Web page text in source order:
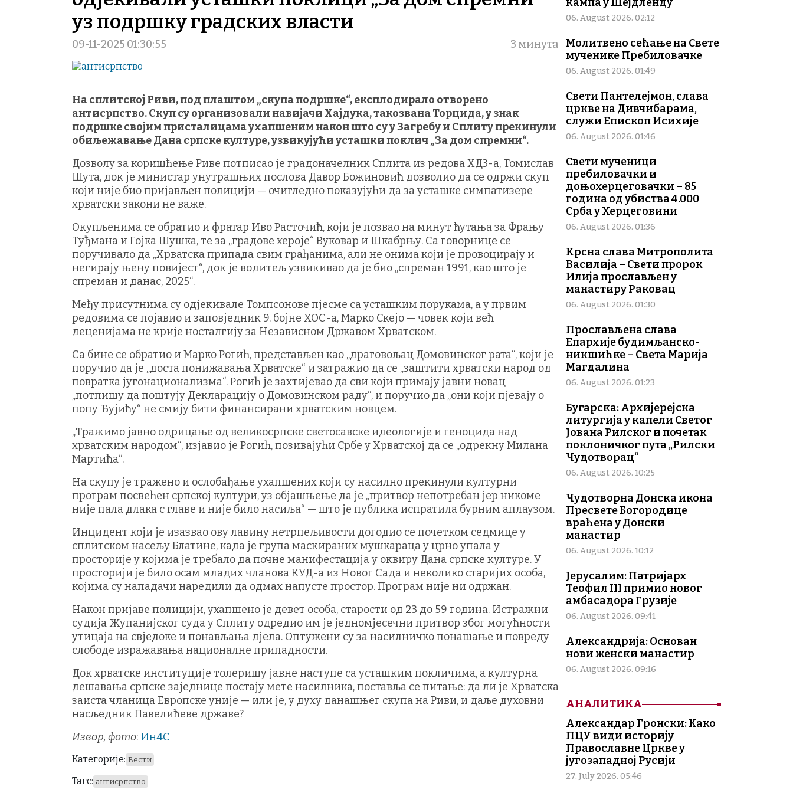
уз подршку градских власти
09-11-2025 01:30:55 3 минута
На сплитској Риви, под плаштом „скупа подршке“, експлодирало отворено
антисрпство. Скуп су организовали навијачи Хајдука, такозвана Торцида, у знак
подршке својим присталицама ухапшеним након што су у Загребу и Сплиту прекинули
обиљежавање Дана српске културе, узвикујући усташки поклич „За дом спремни“.
Дозволу за коришћење Риве потписао је градоначелник Сплита из редова ХДЗ-а, Томислав
Шута, док је министар унутрашњих послова Давор Божиновић дозволио да се одржи скуп
који није био пријављен полицији — очигледно показујући да за усташке симпатизере
хрватски закони не важе.
Окупљенима се обратио и фратар Иво Расточић, који је позвао на минут ћутања за Фрању
Туђмана и Гојка Шушка, те за „градове хероје“ Вуковар и Шкабрњу. Са говорнице се
поручивало да „Хрватска припада свим грађанима, али не онима који је провоцирају и
негирају њену повијест“, док је водитељ узвикивао да је био „спреман 1991, као што је
спреман и данас, 2025“.
Међу присутнима су одјекивале Томпсонове пјесме са усташким порукама, а у првим
редовима се појавио и заповједник 9. бојне ХОС-а, Марко Скејо — човек који већ
деценијама не крије носталгију за Независном Државом Хрватском.
Са бине се обратио и Марко Рогић, представљен као „драговољац Домовинског рата“, који је
поручио да је „доста понижавања Хрватске“ и затражио да се „заштити хрватски народ од
повратка југонационализма“. Рогић је захтијевао да сви који примају јавни новац
„потпишу да поштују Декларацију о Домовинском раду“, и поручио да „они који пјевају о
попу Ђујићу“ не смију бити финансирани хрватским новцем.
„Тражимо јавно одрицање од великосрпске светосавске идеологије и геноцида над
хрватским народом“, изјавио је Рогић, позивајући Србе у Хрватској да се „одрекну Милана
Мартића“.
На скупу је тражено и ослобађање ухапшених који су насилно прекинули културни
програм посвећен српској култури, уз објашњење да је „притвор непотребан јер никоме
није пала длака с главе и није било насиља“ — што је публика испратила бурним аплаузом.
Инцидент који је изазвао ову лавину нетрпељивости догодио се почетком седмице у
сплитском насељу Блатине, када је група маскираних мушкараца у црно упала у
просторије у којима је требало да почне манифестација у оквиру Дана српске културе. У
просторији је било осам младих чланова КУД-а из Новог Сада и неколико старијих особа,
којима су нападачи наредили да одмах напусте простор. Програм није ни одржан.
Након пријаве полицији, ухапшено је девет особа, старости од 23 до 59 година. Истражни
судија Жупанијског суда у Сплиту одредио им је једномјесечни притвор због могућности
утицаја на свједоке и понављања дјела. Оптужени су за насилничко понашање и повреду
слободе изражавања националне припадности.
Док хрватске институције толеришу јавне наступе са усташким покличима, а културна
дешавања српске заједнице постају мете насилника, поставља се питање: да ли је Хрватска
заиста чланица Европске уније — или је, у духу данашњег скупа на Риви, и даље духовни
насљедник Павелићеве државе?
Извор, фото: Ин4С
Категорије: Вести
Тагс: антисрпство
06. August 2026. 02:12
Молитвено сећање на Свете
мученике Пребиловачке
06. August 2026. 01:49
Свети Пантелејмон, слава
цркве на Дивчибарама,
служи Епископ Исихије
06. August 2026. 01:46
Свети мученици
пребиловачки и
доњохерцеговачки – 85
година од убиства 4.000
Срба у Херцеговини
06. August 2026. 01:36
Крсна слава Митрополита
Василија – Свети пророк
Илија прослављен у
манастиру Раковац
06. August 2026. 01:30
Прослављена слава
Епархије будимљанско-
никшићке – Света Марија
Магдалина
06. August 2026. 01:23
Бугарска: Архијерејска
литургија у капели Светог
Јована Рилског и почетак
поклоничког пута „Рилски
Чудотворац“
06. August 2026. 10:25
Чудотворна Донска икона
Пресвете Богородице
враћена у Донски
манастир
06. August 2026. 10:12
Јерусалим: Патријарх
Теофил III примио новог
амбасадора Грузије
06. August 2026. 09:41
Александрија: Основан
нови женски манастир
06. August 2026. 09:16
АНАЛИТИКА
Александар Гронски: Како
ПЦУ види историју
Православне Цркве у
југозападној Русији
27. July 2026. 05:46